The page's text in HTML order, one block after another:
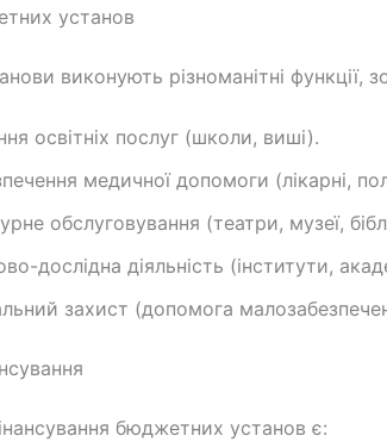
установ
виконують різноманітні функції,
освітніх послуг (школи, виші).
медичної допомоги (лікарні,
обслуговування (театри, музеї,
дослідна діяльність (інститути,
захист (допомога
бюджетних установ є: